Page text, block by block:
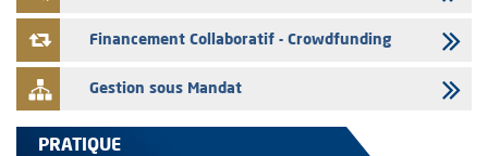
L' AMMC publie les indicateurs mensuels du marché des capitaux pour
le mois de Juin 2026Financement Collaboratif - Crowdfunding
Gestion sous Mandat
PRATIQUE